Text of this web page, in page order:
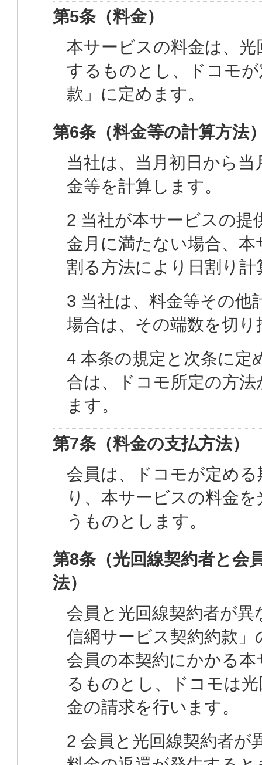
第5条（料金）
本サービスの料金は、
するものとし、ドコモ
款」に定めます。
第6条（料金等の計算方法
当社は、当月初日から
金等を計算します。
2 当社が本サービスの提
金月に満たない場合、
割る方法により日割り
3 当社は、料金等その他
場合は、その端数を切
4 本条の規定と次条に定
合は、ドコモ所定の方
ます。
第7条（料金の支払方法）
会員は、ドコモが定め
り、本サービスの料金
うものとします。
第8条（光回線契約者と会
法）
会員と光回線契約者が
信網サービス契約約款
会員の本契約にかかる
るものとし、ドコモは
金の請求を行います。
2 会員と光回線契約者が